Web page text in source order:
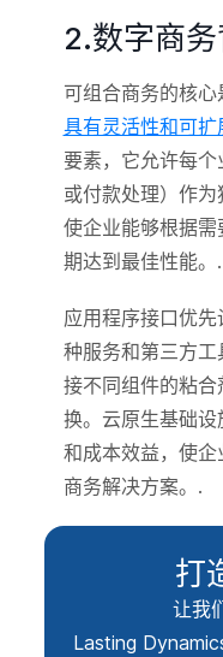
2.数字商
可组合商务的核
具有灵活性和可扩
要素，它允许每
或付款处理）作
使企业能够根据
期达到最佳性能。.
应用程序接口优
种服务和第三方
接不同组件的粘
换。云原生基础
和成本效益，使
商务解决方案。.
打
让我
Lasting